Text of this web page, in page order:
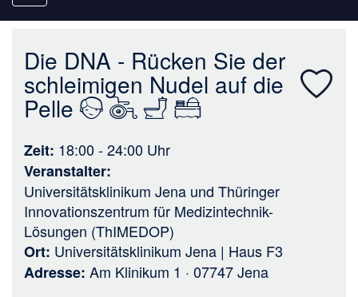
navigation
Die DNA - Rücken Sie der
schleimigen Nudel auf die
Pelle
Zeit 18:00 - 24:00 Uhr
Veranstalter
Universitätsklinikum Jena und Thüringer
Innovationszentrum für Medizintechnik-
Lösungen (ThIMEDOP)
Ort Universitätsklinikum Jena | Haus F3
Adresse Am Klinikum 1 · 07747 Jena